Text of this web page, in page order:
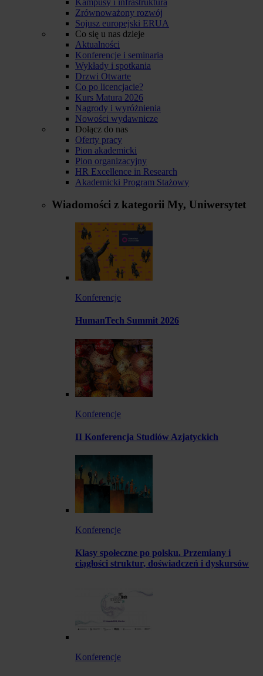
Zrównoważony rozwój
Sojusz europejski ERUA
Co się u nas dzieje
Aktualności
Konferencje i seminaria
Wykłady i spotkania
Drzwi Otwarte
Co po licencjacie?
Kurs Matura 2026
Nagrody i wyróżnienia
Nowości wydawnicze
Dołącz do nas
Oferty pracy
Pion akademicki
Pion organizacyjny
HR Excellence in Research
Akademicki Program Stażowy
Wiadomości z kategorii My, Uniwersytet
Konferencje
HumanTech Summit 2026
Konferencje
II Konferencja Studiów Azjatyckich
Konferencje
Klasy społeczne po polsku. Przemiany i
ciągłości struktur, doświadczeń i dyskursów
Konferencje